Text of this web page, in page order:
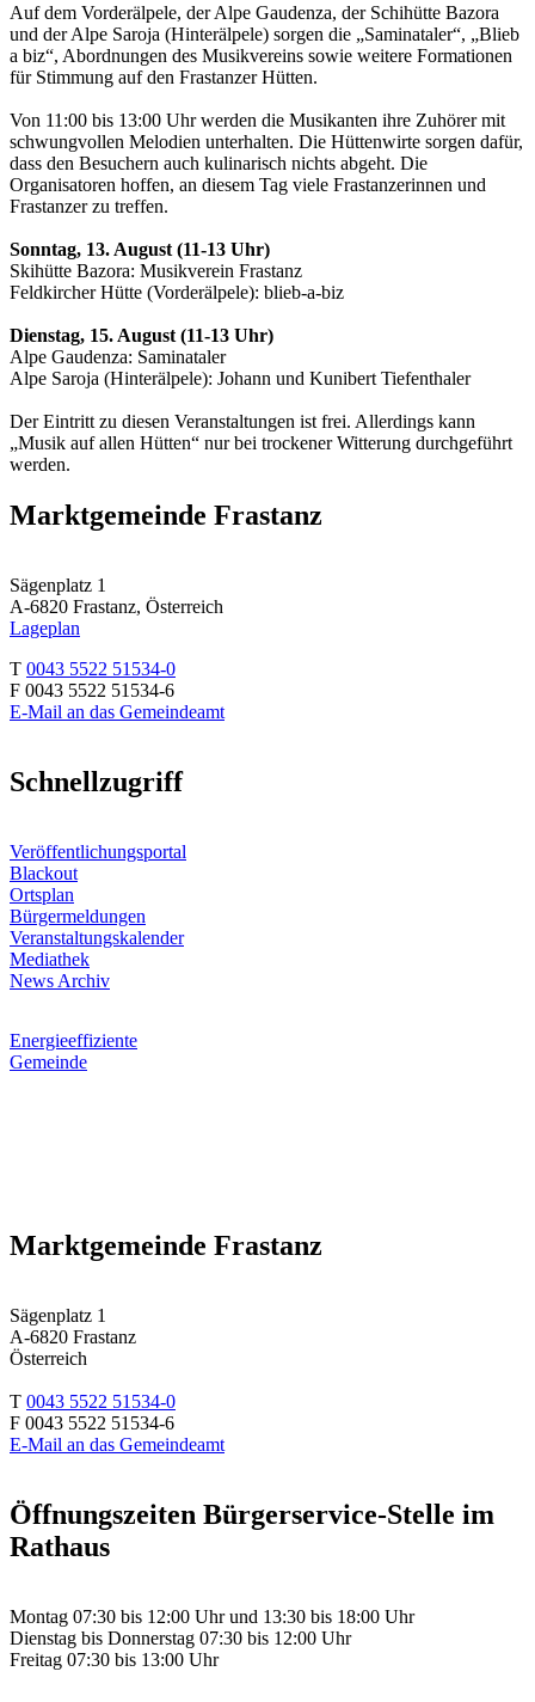
Auf dem Vorderälpele, der Alpe Gaudenza, der Schihütte Bazora
und der Alpe Saroja (Hinterälpele) sorgen die „Saminataler“, „Blieb
a biz“, Abordnungen des Musikvereins sowie weitere Formationen
für Stimmung auf den Frastanzer Hütten.
Von 11:00 bis 13:00 Uhr werden die Musikanten ihre Zuhörer mit
schwungvollen Melodien unterhalten. Die Hüttenwirte sorgen dafür,
dass den Besuchern auch kulinarisch nichts abgeht. Die
Organisatoren hoffen, an diesem Tag viele Frastanzerinnen und
Frastanzer zu treffen.
Sonntag, 13. August (11-13 Uhr)
Skihütte Bazora: Musikverein Frastanz
Feldkircher Hütte (Vorderälpele): blieb-a-biz
Dienstag, 15. August (11-13 Uhr)
Alpe Gaudenza: Saminataler
Alpe Saroja (Hinterälpele): Johann und Kunibert Tiefenthaler
Der Eintritt zu diesen Veranstaltungen ist frei. Allerdings kann
„Musik auf allen Hütten“ nur bei trockener Witterung durchgeführt
werden.
Marktgemeinde Frastanz
Sägenplatz 1
A-6820 Frastanz, Österreich
Lageplan
T 0043 5522 51534-0
F 0043 5522 51534-6
E-Mail an das Gemeindeamt
Schnellzugriff
Veröffentlichungsportal
Blackout
Ortsplan
Bürgermeldungen
Veranstaltungskalender
Mediathek
News Archiv
Energieeffiziente
Gemeinde
Marktgemeinde Frastanz
Sägenplatz 1
A-6820 Frastanz
Österreich
T 0043 5522 51534-0
F 0043 5522 51534-6
E-Mail an das Gemeindeamt
Öffnungszeiten Bürgerservice-Stelle im
Rathaus
Montag 07:30 bis 12:00 Uhr und 13:30 bis 18:00 Uhr
Dienstag bis Donnerstag 07:30 bis 12:00 Uhr
Freitag 07:30 bis 13:00 Uhr